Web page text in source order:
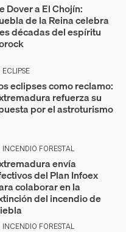
Dover a El Chojín:
de la Reina celebra
décadas del espíritu
ECLIPSE
eclipses como reclamo:
refuerza su
por el astroturismo
INCENDIO FORESTAL
envía
del Plan Infoex
colaborar en la
del incendio de
INCENDIO FORESTAL